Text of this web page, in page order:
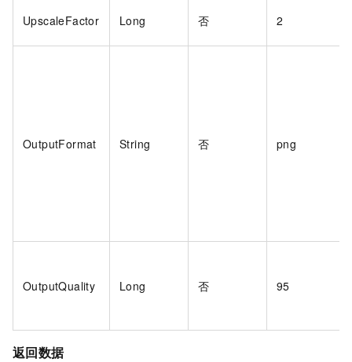
UpscaleFactor Long 否 2
OutputFormat String 否 png
OutputQuality Long 否 95
返回数据